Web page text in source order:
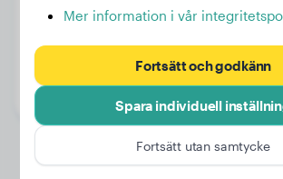
Kön:
Mer information i vår
Fortsätt och godkänn
Spara individuell
Fortsätt utan samtycke